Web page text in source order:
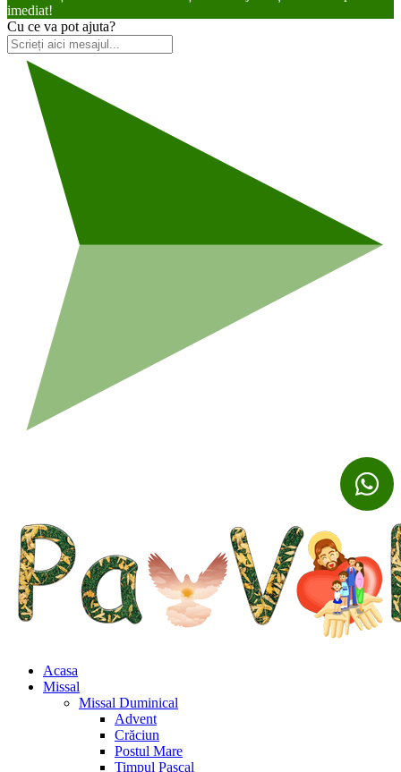
imediat!
Cu ce va pot ajuta?
Acasa
Missal
Missal Duminical
Advent
Crăciun
Postul Mare
Timpul Pascal